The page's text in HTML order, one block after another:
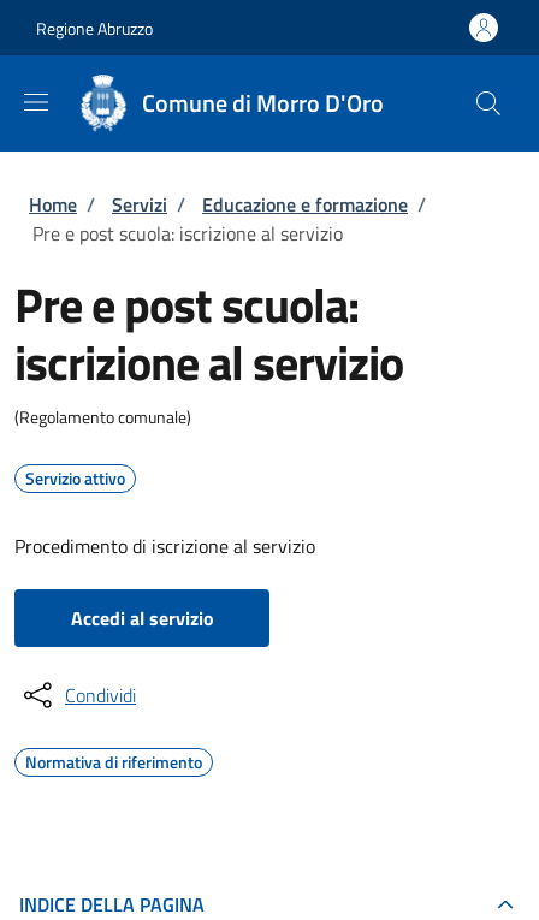
Regione Abruzzo
Comune di Morro D'Oro
Briciole di pane
Home / Servizi / Educazione e formazione /
Pre e post scuola: iscrizione al servizio
Pre e post scuola:
iscrizione al servizio
(Regolamento comunale)
Servizio attivo
Procedimento di iscrizione al servizio
Accedi al servizio
Condividi
Normativa di riferimento
INDICE DELLA PAGINA